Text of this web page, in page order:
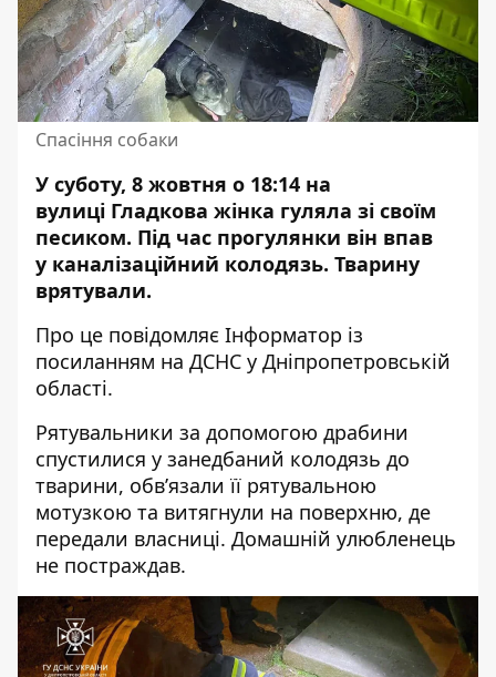
Спасіння собаки
У суботу, 8 жовтня о 18:14 на
вулиці Гладкова жінка гуляла зі своїм
песиком. Під час прогулянки він впав
у каналізаційний колодязь. Тварину
врятували.
Про це повідомляє Інформатор із
посиланням на ДСНС у Дніпропетровській
області.
Рятувальники за допомогою драбини
спустилися у занедбаний колодязь до
тварини, обв’язали її рятувальною
мотузкою та витягнули на поверхню, де
передали власниці. Домашній улюбленець
не постраждав.